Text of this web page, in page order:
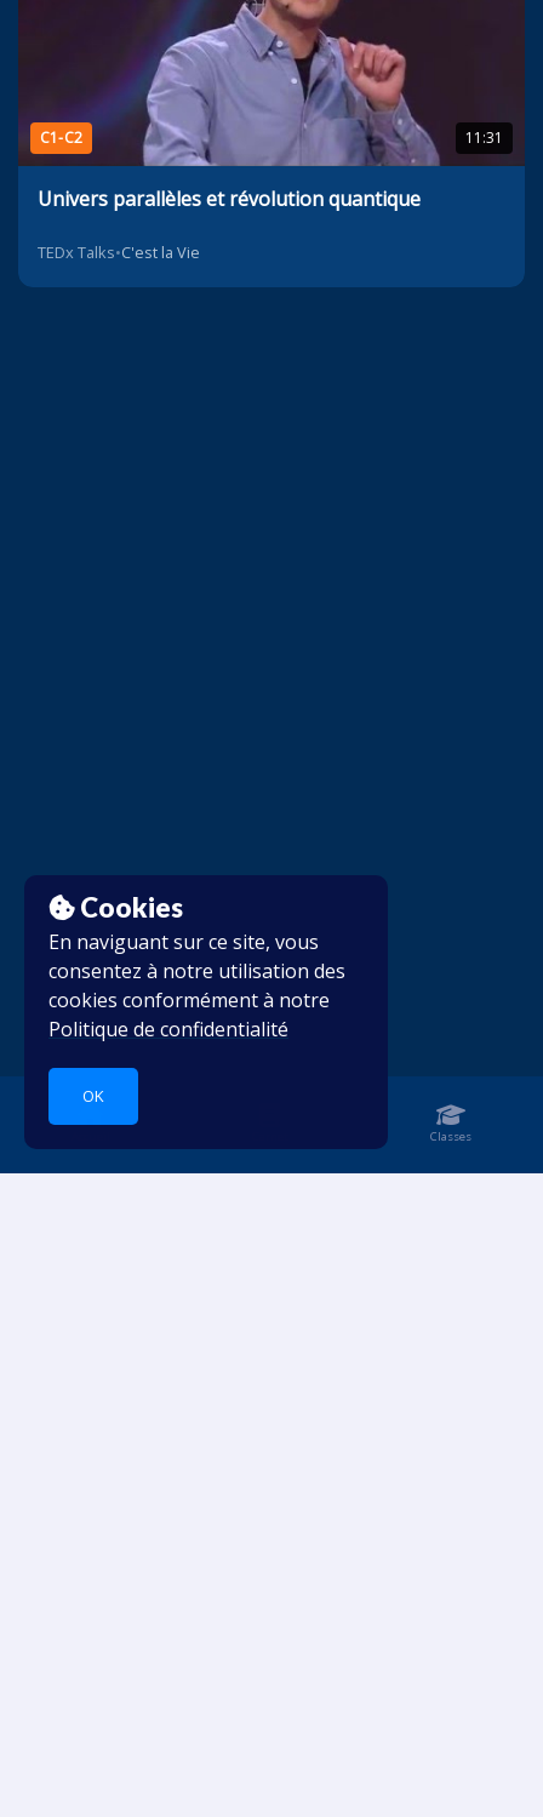
Cookies
En naviguant sur ce site, vous
consentez à notre utilisation des
cookies conformément à notre
Politique de confidentialité
OK
C1-C2 11:31
Univers parallèles et révolution quantique
TEDx Talks•C'est la Vie
Classes